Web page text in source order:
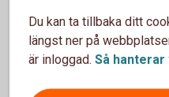
Arturo Arques,
Sparbankerna.
Du kan ta tillbaka ditt
längst ner på
är inloggad. Så hanterar